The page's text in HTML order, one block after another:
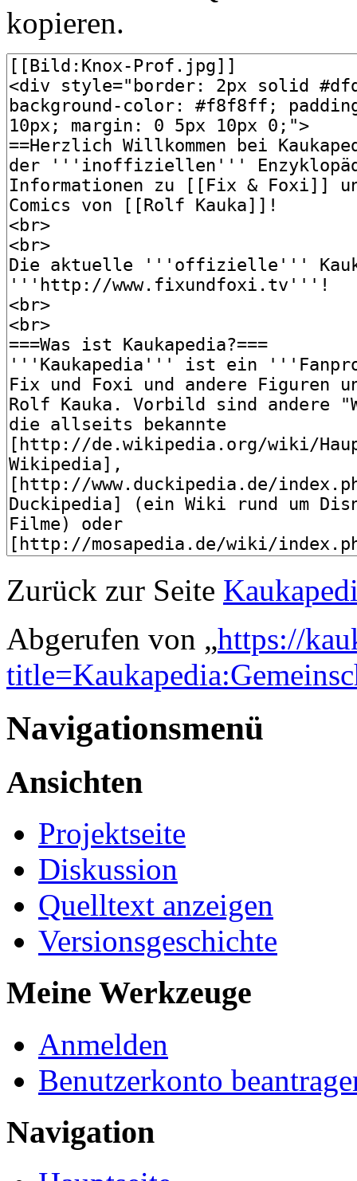
kopieren.
Zurück zur Seite
Abgerufen von „https://
Navigationsmenü
Ansichten
Projektseite
Diskussion
Quelltext anzeigen
Versionsgeschichte
Meine Werkzeuge
Anmelden
Benutzerkonto
Navigation